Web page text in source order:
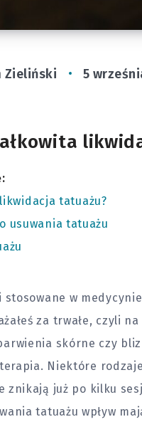
Zieliński 5
tatuażu?
usuwania tatuażu
w
za trwałe, czyli
skórne czy
Niektóre
znikają już po kilku
tatuażu wpływ